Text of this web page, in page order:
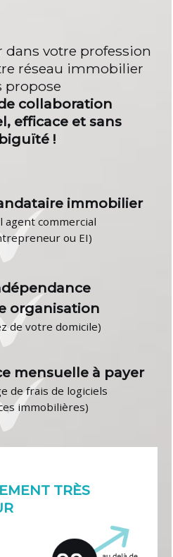
dans votre profession
réseau immobilier
propose
collaboration
efficace et sans
!
immobilier
agent commercial
ou EI)
organisation
de votre domicile)
mensuelle à payer
de frais de logiciels
immobilières)
TRÈS